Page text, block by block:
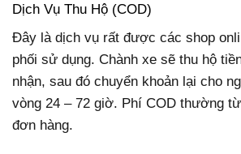
Dịch Vụ Thu Hộ (COD)
Đây là dịch vụ rất được các shop
phối sử dụng. Chành xe sẽ thu hộ
nhận, sau đó chuyển khoản lại cho
vòng 24 – 72 giờ. Phí COD thường
đơn hàng.